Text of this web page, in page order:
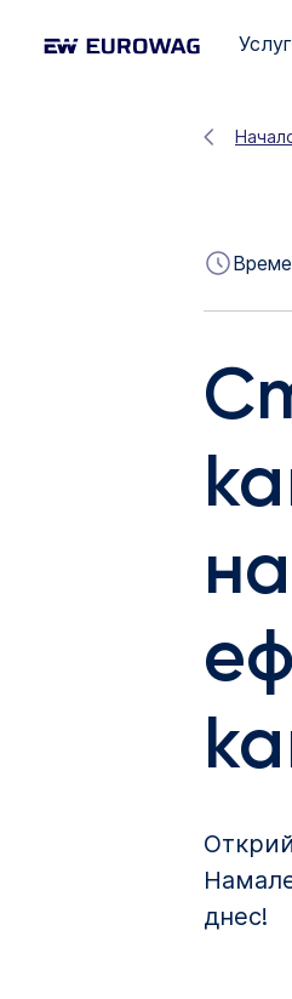
днес!